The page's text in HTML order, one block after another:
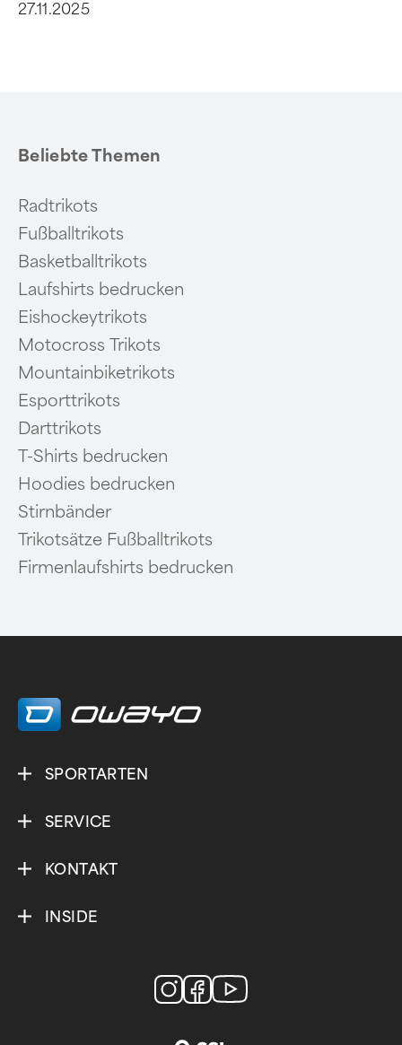
27.11.2025
Beliebte Themen
Radtrikots
Fußballtrikots
Basketballtrikots
Laufshirts bedrucken
Eishockeytrikots
Motocross Trikots
Mountainbiketrikots
Esporttrikots
Darttrikots
T-Shirts bedrucken
Hoodies bedrucken
Stirnbänder
Trikotsätze Fußballtrikots
Firmenlaufshirts bedrucken
SPORTARTEN
SERVICE
KONTAKT
INSIDE